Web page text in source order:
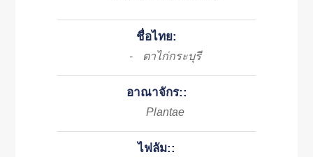
ชื่อไทย:
- ตาไก่กระบุรี
อาณาจักร::
Plantae
ไฟลัม::